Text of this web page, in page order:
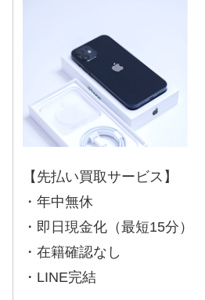
【先払い買取サービス】
・年中無休
・即日現金化（最短15分）
・在籍確認なし
・LINE完結